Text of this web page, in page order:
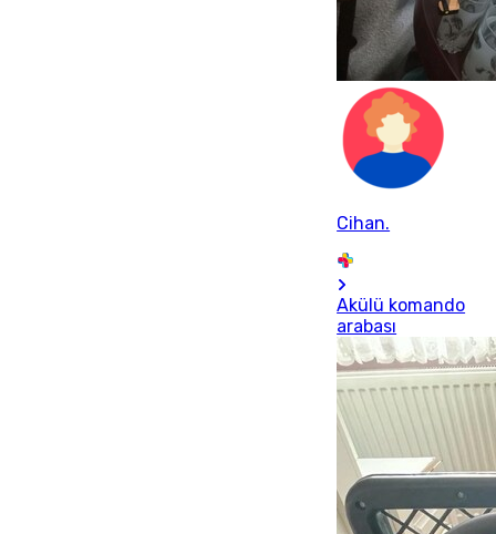
Cihan.
Akülü komando
arabası